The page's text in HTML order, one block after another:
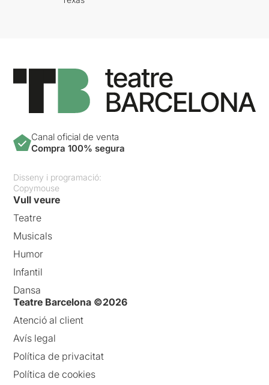
Canal oficial de venta
Compra 100% segura
Disseny i programació:
Copymouse
Vull veure
Teatre
Musicals
Humor
Infantil
Dansa
Teatre Barcelona ©2026
Atenció al client
Avís legal
Política de privacitat
Política de cookies